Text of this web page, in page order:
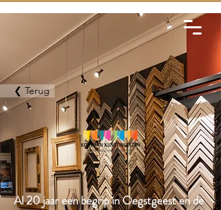
❮ Terug
Al 20 jaar een begrip in Oegstgeest en de